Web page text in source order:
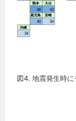
図4. 地震発生時に